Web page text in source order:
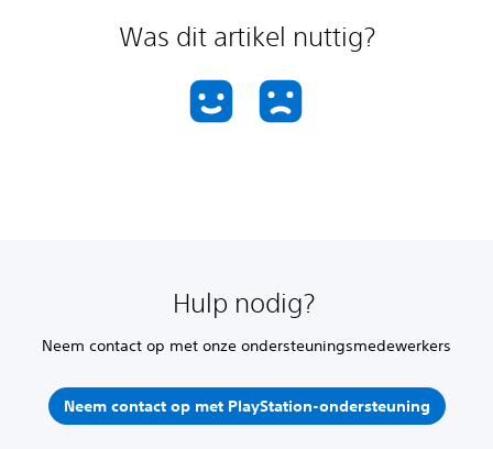
Was dit artikel nuttig?
Hulp nodig?
Neem contact op met onze ondersteuningsmedewerkers
Neem contact op met PlayStation-ondersteuning